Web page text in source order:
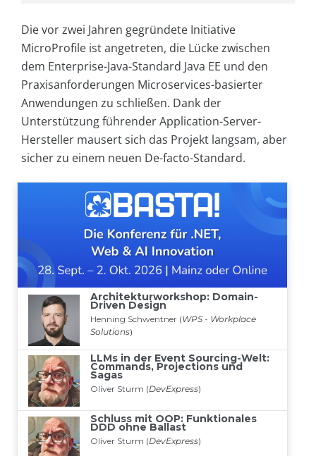
Die vor zwei Jahren gegründete Initiative
MicroProfile ist angetreten, die Lücke zwischen
dem Enterprise-Java-Standard Java EE und den
Praxisanforderungen Microservices-basierter
Anwendungen zu schließen. Dank der
Unterstützung führender Application-Server-
Hersteller mausert sich das Projekt langsam, aber
sicher zu einem neuen De-facto-Standard.